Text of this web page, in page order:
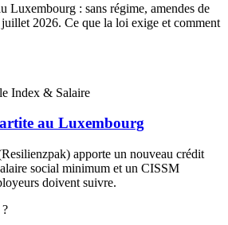
Luxembourg : sans régime, amendes de
2026. Ce que la loi exige et comment
Index & Salaire
au Luxembourg
apporte un nouveau crédit
social minimum et un CISSM
doivent suivre.